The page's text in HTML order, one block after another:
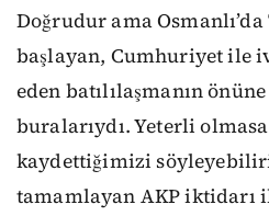
Doğrudur ama
başlayan, Cumhuriyet ile
eden batılılaşmanın
buralarıydı. Yeterli
kaydettiğimizi
tamamlayan AKP iktidarı